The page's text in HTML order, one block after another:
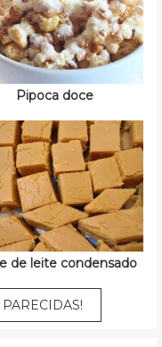
Pipoca doce
de leite condensado